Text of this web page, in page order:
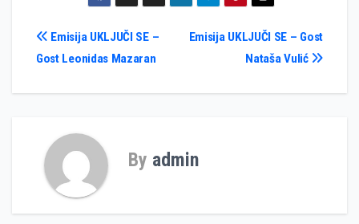
Кретање
Emisija UKLJUČI SE – Gost
Nataša Vulić
Emisija UKLJUČI SE –
Gost Leonidas Mazaran
By admin